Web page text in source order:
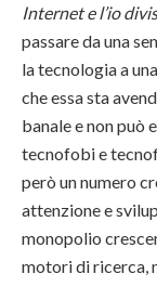
Internet e l’io
passare da una
la tecnologia a
che essa sta
banale e non può
tecnofobi e
però un numero
attenzione e
monopolio
motori di ricerca,